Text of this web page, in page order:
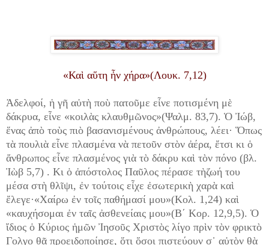
«Καὶ αὕτη ἦν χήρα»(Λουκ. 7,12)
Ἀδελφοί, ἡ γῆ αὐτὴ ποὺ πατοῦμε εἶνε ποτισμένη μὲ
δάκρυα, εἶνε «κοιλὰς κλαυθμῶνος»(Ψαλμ. 83,7). Ὁ Ἰώβ,
ἕνας ἀπὸ τοὺς πιὸ βασανισμένους ἀνθρώπους, λέει· Ὅπως
τὰ πουλιὰ εἶνε πλασμένα νὰ πετοῦν στὸν ἀέρα, ἔτσι κι ὁ
ἄνθρωπος εἶνε πλασμένος γιὰ τὸ δάκρυ καὶ τὸν πόνο (βλ.
Ἰὼβ 5,7) . Κι ὁ ἀπόστολος Παῦλος πέρασε τὴζωή του
μέσα στὴ θλῖψι, ἐν τούτοις εἶχε ἐσωτερικὴ χαρὰ καὶ
ἔλεγε·«Χαίρω ἐν τοῖς παθήμασί μου»(Κολ. 1,24) καὶ
«καυχήσομαι ἐν ταῖς ἀσθενείαις μου»(Β΄ Κορ. 12,9,5). Ὁ
ἴδιος ὁ Κύριος ἡμῶν Ἰησοῦς Χριστὸς λίγο πρὶν τὸν φρικτὸ
Γολγο θᾶ προειδοποίησε, ὅτι ὅσοι πιστεύουν σ᾿ αὐτὸν θὰ